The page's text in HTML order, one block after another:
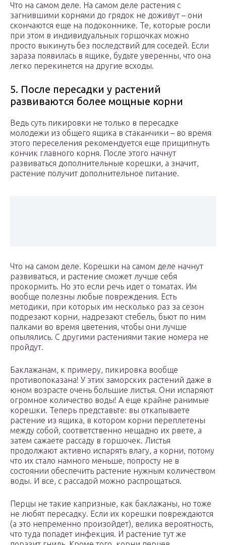
Что на самом деле. На самом деле растения с
загнившими корнями до грядок не доживут – они
скончаются еще на подоконнике. Те, которые росли
при этом в индивидуальных горшочках можно
просто выкинуть без последствий для соседей. Если
зараза появилась в ящике, будьте уверенны, что она
легко перекинется на другие всходы.
5. После пересадки у растений
развиваются более мощные корни
Ведь суть пикировки не только в пересадке
молодежи из общего ящика в стаканчики – во время
этого переселения рекомендуется еще прищипнуть
кончик главного корня. После этого начнут
развиваться дополнительные корешки, а значит,
растение получит дополнительное питание.
Что на самом деле. Корешки на самом деле начнут
развиваться, и растение сможет лучше себя
прокормить. Но это если речь идет о томатах. Им
вообще полезны любые повреждения. Есть
методики, при которых им несколько раз за сезон
подрезают корни, надрезают стебель, бьют по ним
палками во время цветения, чтобы они лучше
опылялись. С другими растениями такие номера не
пройдут.
Баклажанам, к примеру, пикировка вообще
противопоказана! У этих заморских растений даже в
юном возрасте очень большие листья. Они испаряют
огромное количество воды! А еще крайне ранимые
корешки. Теперь представьте: вы откапываете
растение из ящика, в котором корни переплетены
между собой, соответственно нещадно их рвете, а
затем сажаете рассаду в горшочек. Листья
продолжают активно испарять влагу, а корни, потому
что их стало намного меньше, попросту не в
состоянии обеспечить растение нужным количеством
воды. И все, с рассадой можно распрощаться.
Перцы не такие капризные, как баклажаны, но тоже
не любят пересадку. Если их корешки повреждаются
(а это непременно произойдет), велика вероятность,
что туда попадет инфекция. И растение тут же